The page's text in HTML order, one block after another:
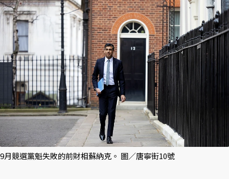
9月競選黨魁失敗的前財相蘇納克。 圖／唐寧街10號